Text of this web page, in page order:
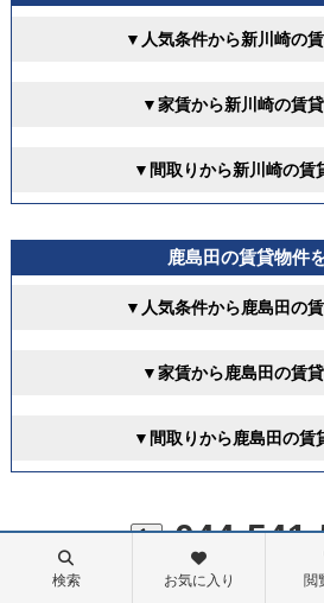
▼人気条件から新川崎の
▼家賃から新川崎の賃
▼間取りから新川崎の賃
鹿島田の賃貸物件
▼人気条件から鹿島田の
▼家賃から鹿島田の賃
▼間取りから鹿島田の賃
044-
営業時間 10:00~18:00
検索 お気に入り 閲